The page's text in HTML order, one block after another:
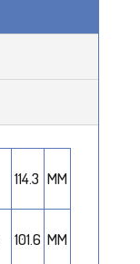
114.3 MM
101.6 MM